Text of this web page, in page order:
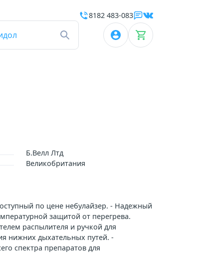
8182 483-083
Б.Велл Лтд
Великобритания
по цене небулайзер. - Надежный
защитой от перегрева.
распылителя и ручкой для
нижних дыхательных путей. -
спектра препаратов для